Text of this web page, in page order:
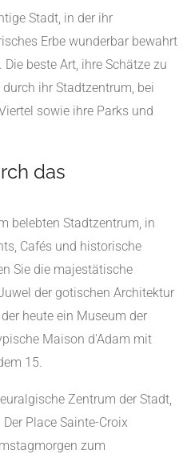
Stadt, in der ihr
Erbe wunderbar bewahrt
beste Art, ihre Schätze zu
ihr Stadtzentrum, bei
sowie ihre Parks und
das
belebten Stadtzentrum, in
Cafés und historische
Sie die majestätische
der gotischen Architektur
heute ein Museum der
Maison d'Adam mit
15.
Zentrum der Stadt,
Place Sainte-Croix
zum